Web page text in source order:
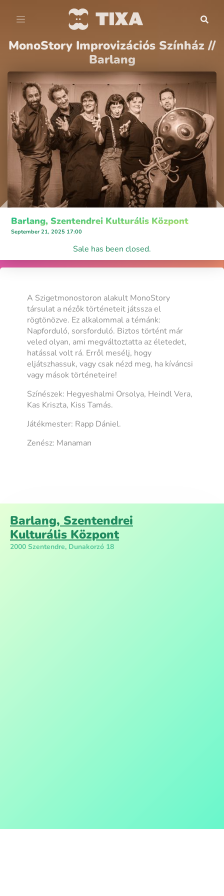
MonoStory Improvizációs Színház //
Barlang
Barlang, Szentendrei Kulturális Központ
September 21, 2025 17:00
Sale has been closed.
A Szigetmonostoron alakult MonoStory
társulat a nézők történeteit játssza el
rögtönözve. Ez alkalommal a témánk:
Napforduló, sorsforduló. Biztos történt már
veled olyan, ami megváltoztatta az életedet,
hatással volt rá. Erről mesélj, hogy
eljátszhassuk, vagy csak nézd meg, ha kíváncsi
vagy mások történeteire!
Színészek: Hegyeshalmi Orsolya, Heindl Vera,
Kas Kriszta, Kiss Tamás.
Játékmester: Rapp Dániel.
Zenész: Manaman
Barlang, Szentendrei
Kulturális Központ
2000 Szentendre, Dunakorzó 18